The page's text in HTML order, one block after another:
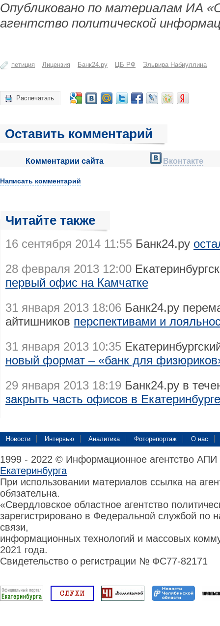
Опубликовано по материалам ИА
агентство политической
петиция Лицензия Банк24.ру ЦБ РФ Эльвира Набиуллина
Распечатать
Оставить комментарий
Комментарии сайта Вконтакте
Написать комментарий
Читайте также
16 сентября 2014 11:55 Банк24.ру
28 февраля 2013 12:00
первый офис на Камчатке
31 января 2013 18:06 Банк24.ру
айтишников перспективами и
31 января 2013 10:35
новый формат – «банк для
29 января 2013 18:19 Банк24.ру в
закрыть часть офисов в Екатеринбурге
Новости Интервью Аналитика Фоторепортаж О нас
1999 - 2022 © Информационное агентство
Екатеринбурга
При использовании материалов ссылка на
обязательна.
«Свердловское областное агентство
зарегистрировано в Федеральной службой по
связи,
информационных технологий и массовых
2021 года.
Свидетельство о регистрации № ФС77-82171